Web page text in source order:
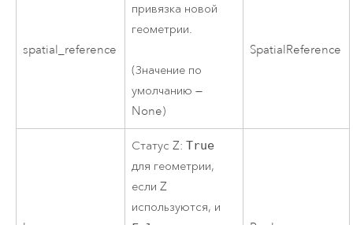
spatial_reference
привязка новой
геометрии.
(Значение по
умолчанию —
None)
SpatialReference
Статус Z:True
для геометрии,
если Z
используются, и